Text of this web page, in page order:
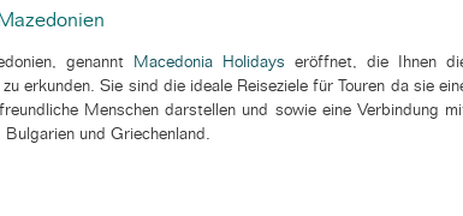
genannt Macedonia Holidays eröffnet, die Ihnen
erkunden. Sie sind die ideale Reiseziele für Touren da sie
Menschen darstellen und sowie eine Verbindung
und Griechenland.